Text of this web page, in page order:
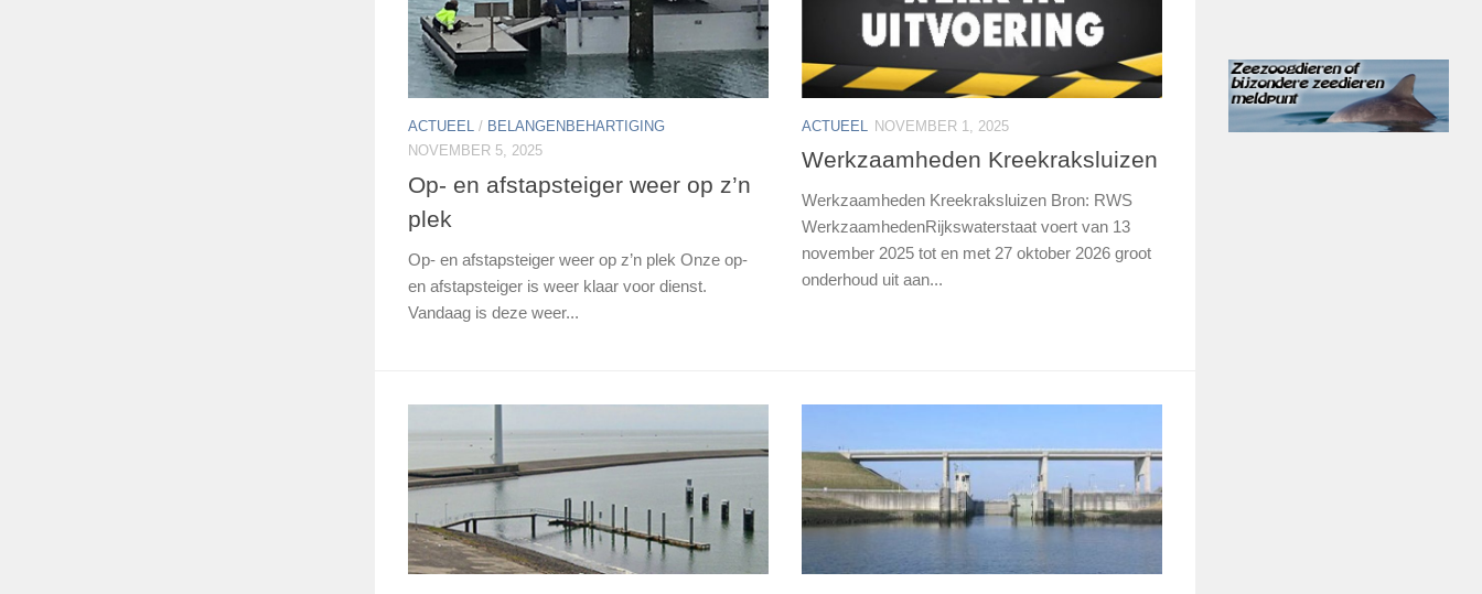
ACTUEEL / BELANGENBEHARTIGING
NOVEMBER 5, 2025
Op- en afstapsteiger weer op z’n
plek
Op- en afstapsteiger weer op z’n plek Onze op-
en afstapsteiger is weer klaar voor dienst.
Vandaag is deze weer...
ACTUEEL NOVEMBER 1, 2025
Werkzaamheden Kreekraksluizen
Werkzaamheden Kreekraksluizen Bron: RWS
WerkzaamhedenRijkswaterstaat voert van 13
november 2025 tot en met 27 oktober 2026 groot
onderhoud uit aan...